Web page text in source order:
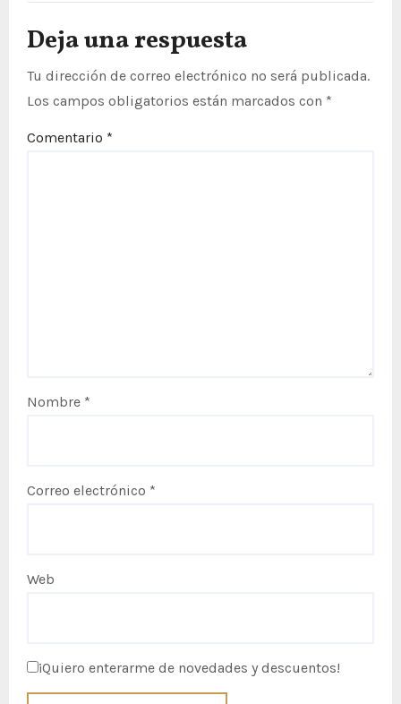
Deja una respuesta
Tu dirección de correo electrónico no será publicada.
Los campos obligatorios están marcados con *
Comentario *
Nombre *
Correo electrónico *
Web
¡Quiero enterarme de novedades y descuentos!